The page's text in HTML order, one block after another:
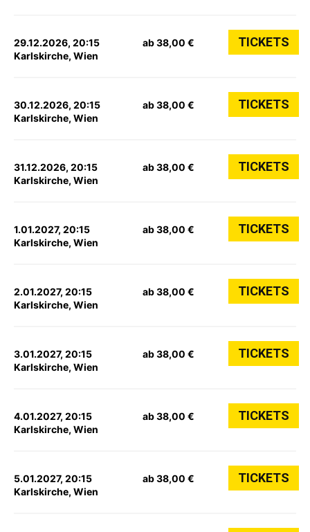
29.12.2026, 20:15
Karlskirche, Wien
ab 38,00 € TICKETS
30.12.2026, 20:15
Karlskirche, Wien
ab 38,00 € TICKETS
31.12.2026, 20:15
Karlskirche, Wien
ab 38,00 € TICKETS
1.01.2027, 20:15
Karlskirche, Wien
ab 38,00 € TICKETS
2.01.2027, 20:15
Karlskirche, Wien
ab 38,00 € TICKETS
3.01.2027, 20:15
Karlskirche, Wien
ab 38,00 € TICKETS
4.01.2027, 20:15
Karlskirche, Wien
ab 38,00 € TICKETS
5.01.2027, 20:15
Karlskirche, Wien
ab 38,00 € TICKETS